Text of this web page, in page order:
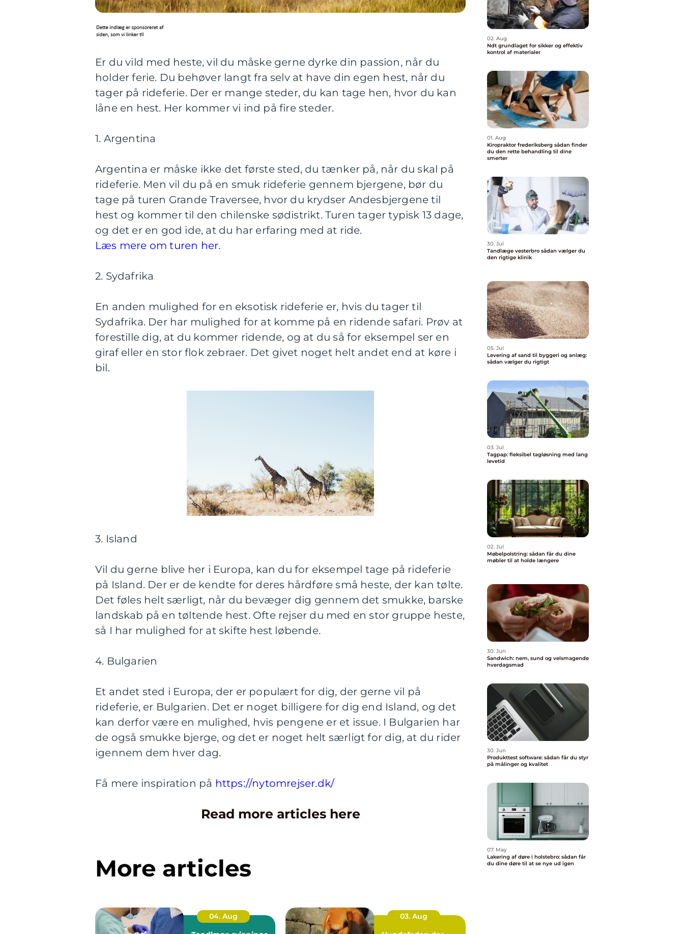
Er du vild med heste, vil du måske gerne dyrke din passion, når du
holder ferie. Du behøver langt fra selv at have din egen hest, når du
tager på rideferie. Der er mange steder, du kan tage hen, hvor du kan
låne en hest. Her kommer vi ind på fire steder.
1. Argentina
Argentina er måske ikke det første sted, du tænker på, når du skal på
rideferie. Men vil du på en smuk rideferie gennem bjergene, bør du
tage på turen Grande Traversee, hvor du krydser Andesbjergene til
hest og kommer til den chilenske sødistrikt. Turen tager typisk 13 dage,
og det er en god ide, at du har erfaring med at ride.
Læs mere om turen her.
2. Sydafrika
En anden mulighed for en eksotisk rideferie er, hvis du tager til
Sydafrika. Der har mulighed for at komme på en ridende safari. Prøv at
forestille dig, at du kommer ridende, og at du så for eksempel ser en
giraf eller en stor flok zebraer. Det givet noget helt andet end at køre i
bil.
3. Island
Vil du gerne blive her i Europa, kan du for eksempel tage på rideferie
på Island. Der er de kendte for deres hårdføre små heste, der kan tølte.
Det føles helt særligt, når du bevæger dig gennem det smukke, barske
landskab på en tøltende hest. Ofte rejser du med en stor gruppe heste,
så I har mulighed for at skifte hest løbende.
4. Bulgarien
Et andet sted i Europa, der er populært for dig, der gerne vil på
rideferie, er Bulgarien. Det er noget billigere for dig end Island, og det
kan derfor være en mulighed, hvis pengene er et issue. I Bulgarien har
de også smukke bjerge, og det er noget helt særligt for dig, at du rider
igennem dem hver dag.
Få mere inspiration på https://nytomrejser.dk/
Read more articles here
More articles
04. Aug
03. Aug
02. Aug
Ndt grundlaget for sikker og effektiv
kontrol af materialer
01. Aug
Kiropraktor frederiksberg sådan finder
du den rette behandling til dine
smerter
30. Jul
Tandlæge vesterbro sådan vælger du
den rigtige klinik
05. Jul
Levering af sand til byggeri og anlæg:
sådan vælger du rigtigt
03. Jul
Tagpap: fleksibel tagløsning med lang
levetid
02. Jul
Møbelpolstring: sådan får du dine
møbler til at holde længere
30. Jun
Sandwich: nem, sund og velsmagende
hverdagsmad
30. Jun
Produkttest software: sådan får du styr
på målinger og kvalitet
07. May
Lakering af døre i holstebro: sådan får
du dine døre til at se nye ud igen